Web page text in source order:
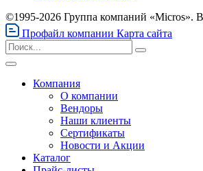
©1995-2026 Группа компаний «Micros».
Профайл компании Карта сайта
Компания
О компании
Вендоры
Наши клиенты
Сертификаты
Новости и Акции
Каталог